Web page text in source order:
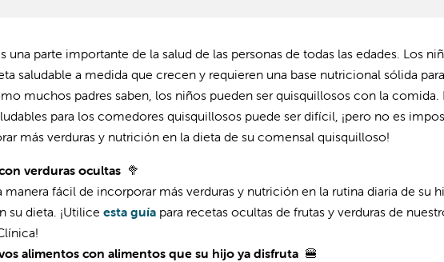
una parte importante de la salud de las personas de todas las edades. Los
saludable a medida que crecen y requieren una base nutricional sólida
muchos padres saben, los niños pueden ser quisquillosos con la comida.
para los comedores quisquillosos puede ser difícil, ¡pero no es
más verduras y nutrición en la dieta de su comensal quisquilloso!
verduras ocultas 🥦
manera fácil de incorporar más verduras y nutrición en la rutina diaria de su
su dieta. ¡Utilice esta guía para recetas ocultas de frutas y verduras de
alimentos con alimentos que su hijo ya disfruta 🍔